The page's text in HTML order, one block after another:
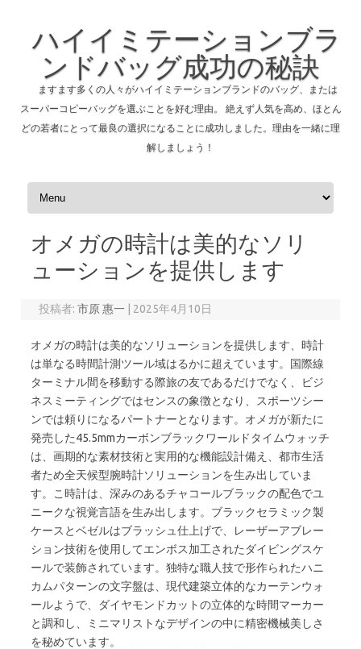
ハイイミテーションブラ
ンドバッグ成功の秘訣
ますます多くの人々がハイイミテーションブランドのバッグ、または
スーパーコピーバッグを選ぶことを好む理由。 絶えず人気を高め、ほとん
どの若者にとって最良の選択になることに成功しました。理由を一緒に理
解しましょう！
コンテンツへスキップ
オメガの時計は美的なソリ
ューションを提供します
投稿者:市原 惠一 2025年4月10日
オメガの時計は美的なソリューションを提供します、時計
は単なる時間計測ツール域はるかに超えています。国際線
ターミナル間を移動する際旅の友であるだけでなく、ビジ
ネスミーティングではセンスの象徴となり、スポーツシー
ンでは頼りになるパートナーとなります。オメガが新たに
発売した45.5mmカーボンブラックワールドタイムウォッチ
は、画期的な素材技術と実用的な機能設計備え、都市生活
者ため全天候型腕時計ソリューションを生み出していま
す。こ時計は、深みのあるチャコールブラックの配色でユ
ニークな視覚言語を生み出します。ブラックセラミック製
ケースとベゼルはブラッシュ仕上げで、レーザーアブレー
ション技術を使用してエンボス加工されたダイビングスケ
ールで装飾されています。独特な職人技で形作られたハニ
カムパターンの文字盤は、現代建築立体的なカーテンウォ
ールようで、ダイヤモンドカットの立体的な時間マーカー
と調和し、ミニマリストなデザインの中に精密機械美しさ
を秘めています。